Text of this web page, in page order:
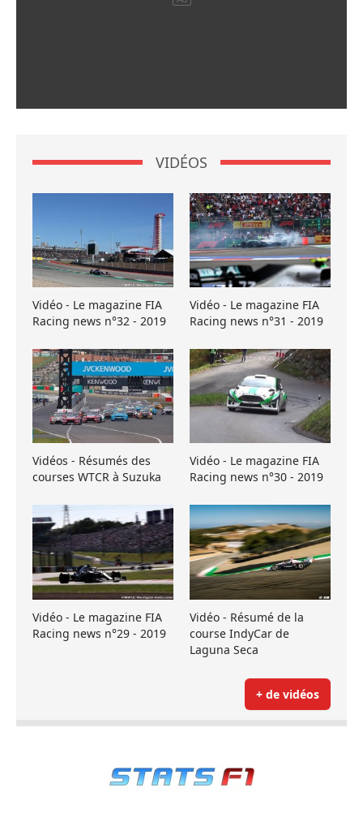
VIDÉOS
Vidéo - Le magazine FIA
Racing news n°32 - 2019
Vidéo - Le magazine FIA
Racing news n°31 - 2019
Vidéos - Résumés des
courses WTCR à Suzuka
Vidéo - Le magazine FIA
Racing news n°30 - 2019
Vidéo - Le magazine FIA
Racing news n°29 - 2019
Vidéo - Résumé de la
course IndyCar de
Laguna Seca
+ de vidéos